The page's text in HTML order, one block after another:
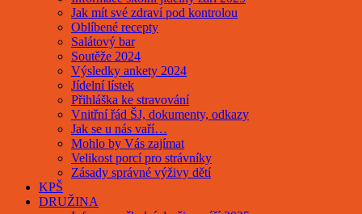
Jak mít své zdraví pod kontrolou
Oblíbené recepty
Salátový bar
Soutěže 2024
Výsledky ankety 2024
Jídelní lístek
Přihláška ke stravování
Vnitřní řád ŠJ, dokumenty, odkazy
Jak se u nás vaří…
Mohlo by Vás zajímat
Velikost porcí pro strávníky
Zásady správné výživy dětí
KPŠ
DRUŽINA